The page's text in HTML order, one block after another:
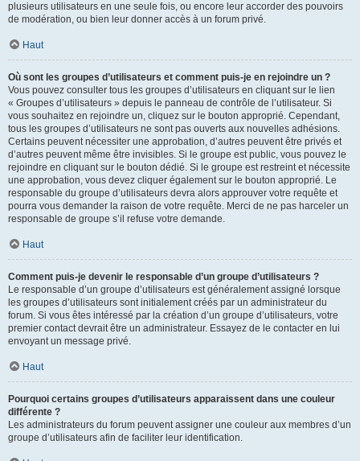
plusieurs utilisateurs en une seule fois, ou encore leur accorder des pouvoirs
de modération, ou bien leur donner accès à un forum privé.
Haut
Où sont les groupes d’utilisateurs et comment puis-je en rejoindre un ?
Vous pouvez consulter tous les groupes d’utilisateurs en cliquant sur le lien
« Groupes d’utilisateurs » depuis le panneau de contrôle de l’utilisateur. Si
vous souhaitez en rejoindre un, cliquez sur le bouton approprié. Cependant,
tous les groupes d’utilisateurs ne sont pas ouverts aux nouvelles adhésions.
Certains peuvent nécessiter une approbation, d’autres peuvent être privés et
d’autres peuvent même être invisibles. Si le groupe est public, vous pouvez le
rejoindre en cliquant sur le bouton dédié. Si le groupe est restreint et nécessite
une approbation, vous devez cliquer également sur le bouton approprié. Le
responsable du groupe d’utilisateurs devra alors approuver votre requête et
pourra vous demander la raison de votre requête. Merci de ne pas harceler un
responsable de groupe s’il refuse votre demande.
Haut
Comment puis-je devenir le responsable d’un groupe d’utilisateurs ?
Le responsable d’un groupe d’utilisateurs est généralement assigné lorsque
les groupes d’utilisateurs sont initialement créés par un administrateur du
forum. Si vous êtes intéressé par la création d’un groupe d’utilisateurs, votre
premier contact devrait être un administrateur. Essayez de le contacter en lui
envoyant un message privé.
Haut
Pourquoi certains groupes d’utilisateurs apparaissent dans une couleur
différente ?
Les administrateurs du forum peuvent assigner une couleur aux membres d’un
groupe d’utilisateurs afin de faciliter leur identification.